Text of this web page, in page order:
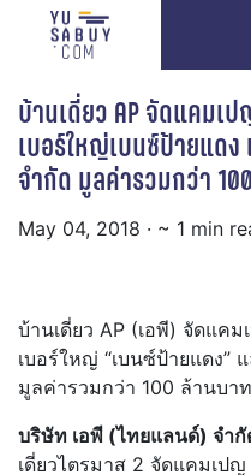
บ้านเดี่ยว AP จัดแคมเป
เบอร์ใหญ่เบนซ์ป้ายแดง
จำกัด มูลค่ารวมกว่า
May 04, 2018 · ~ 1 min
บ้านเดี่ยว AP (เอพี) จัดแคม
เบอร์ใหญ่ “เบนซ์ป้ายแดง”
มูลค่ารวมกว่า 100 ล้านบาท
บริษัท เอพี (ไทยแลนด์) จำ
เดี่ยวไตรมาส 2 จัดแคมเปญ